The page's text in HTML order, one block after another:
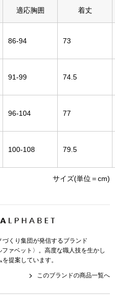
ブレスレット
ファッション
ネクタイ
スカーフ／ス
ベルト
サングラス／
適応胸囲 着丈
86-94 73
91-99 74.5
96-104 77
100-108 79.5
サイズ(単位＝cm)
くり集団が発信するブランド
ァベット〉。高度な職人技を生かし
提案しています。
このブランドの商品一覧へ